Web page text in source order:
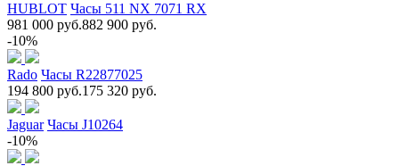
HUBLOT Часы 511 NX 7071 RX
981 000 руб.882 900 руб.
-10%
Rado Часы R22877025
194 800 руб.175 320 руб.
Jaguar Часы J10264
-10%